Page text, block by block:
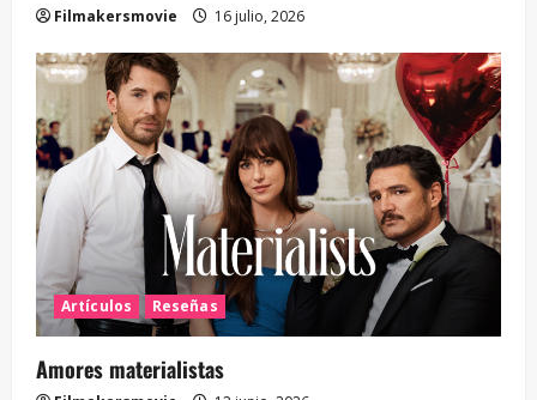
Filmakersmovie 16 julio, 2026
Artículos Reseñas
Amores materialistas